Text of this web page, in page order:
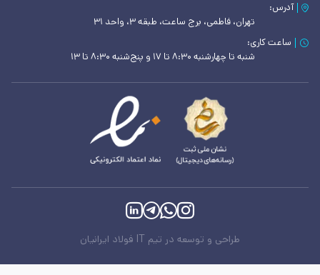
آدرس:
تهران، فاطمی، برج ساعت، طبقه ۳، واحد ۳۱
ساعت کاری:
شنبه تا چهارشنبه ۸:۳۰ تا ۱۷ و پنج‌شنبه ۸:۳۰ تا ۱۳
طراحی و توسعه در تیم IT فولاد ایرانیان